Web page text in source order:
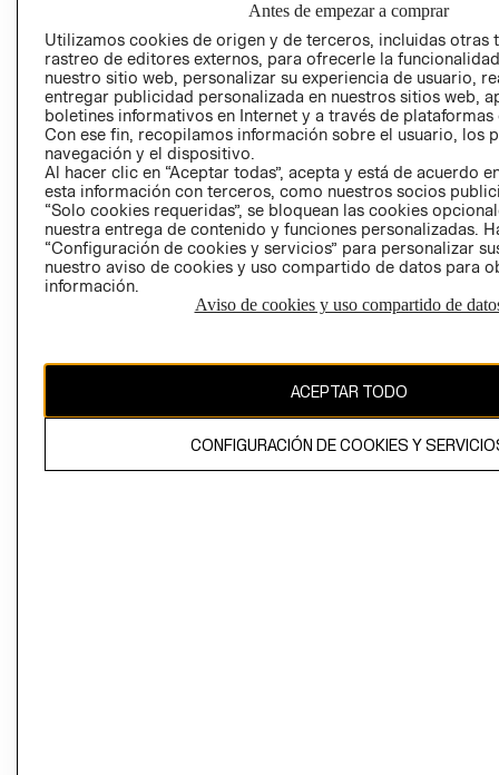
GIFT CARD
AVISO DE
Perú (S/)
CAMBIAR REGIÓN
propiedad de H&M Hennes & Mauritz AB
Antes de empezar a comprar
Utilizamos cookies de origen y de terceros, incluidas otras
rastreo de editores externos, para ofrecerle la
nuestro sitio web, personalizar su experiencia de usuario,
entregar publicidad personalizada en nuestros sitios web,
boletines informativos en Internet y a través de plataformas
Con ese fin, recopilamos información sobre el usuario, los
navegación y el dispositivo.
Al hacer clic en “Aceptar todas”, acepta y está de acuerdo
esta información con terceros, como nuestros socios
“Solo cookies requeridas”, se bloquean las cookies
nuestra entrega de contenido y funciones personalizadas.
“Configuración de cookies y servicios” para personalizar
nuestro aviso de cookies y uso compartido de datos para
información.
Aviso de cookies y uso compartido de
ACEPTAR TODO
CONFIGURACIÓN DE COOKIES Y